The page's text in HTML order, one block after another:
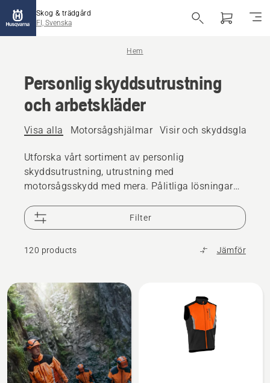
Skog & trädgård
FI, Svenska
Hem
Personlig skyddsutrustning
och arbetskläder
Visa alla Motorsågshjälmar Visir och
Utforska vårt sortiment av personlig
skyddsutrustning, utrustning med
motorsågsskydd med mera. Pålitliga lösningar
utmaningar.
Filter
120 products Jämför
Alla
produkter